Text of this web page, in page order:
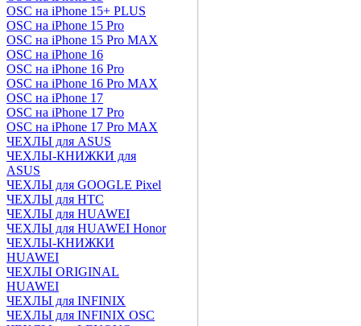
OSC на iPhone 15+ PLUS
OSC на iPhone 15 Pro
OSC на iPhone 15 Pro MAX
OSC на iPhone 16
OSC на iPhone 16 Pro
OSC на iPhone 16 Pro MAX
OSC на iPhone 17
OSC на iPhone 17 Pro
OSC на iPhone 17 Pro MAX
ЧЕХЛЫ для ASUS
ЧЕХЛЫ-КНИЖКИ для
ASUS
ЧЕХЛЫ для GOOGLE Pixel
ЧЕХЛЫ для HTC
ЧЕХЛЫ для HUAWEI
ЧЕХЛЫ для HUAWEI Honor
ЧЕХЛЫ-КНИЖКИ
HUAWEI
ЧЕХЛЫ ORIGINAL
HUAWEI
ЧЕХЛЫ для INFINIX
ЧЕХЛЫ для INFINIX OSC